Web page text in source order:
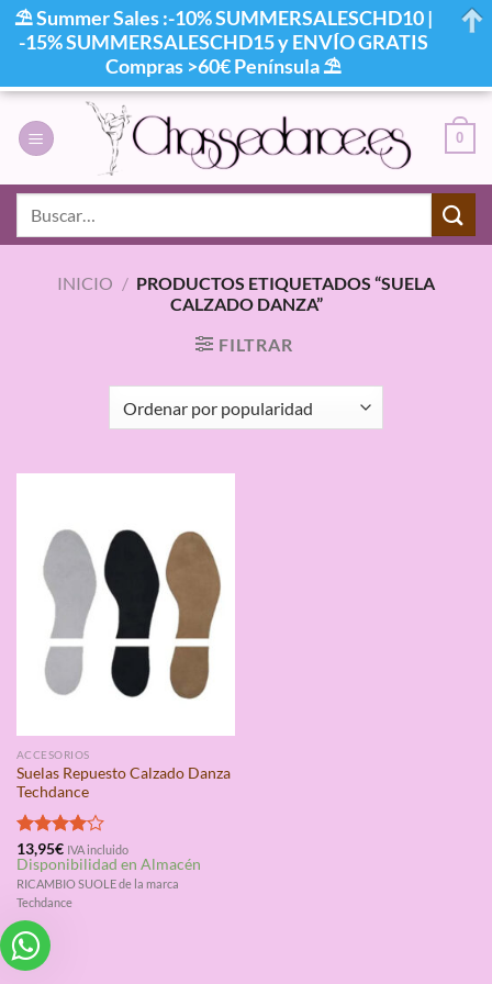
contenido
0
INICIO / PRODUCTOS ETIQUETADOS “SUELA
CALZADO DANZA”
FILTRAR
ACCESORIOS
Suelas Repuesto Calzado Danza
Techdance
Valorado
con4.00
de 5
13,95€ IVA incluido
Disponibilidad en Almacén
RICAMBIO SUOLE de la marca
Techdance
⛱ Summer Sales :-10% SUMMERSALESCHD10 |
-15% SUMMERSALESCHD15 y ENVÍO GRATIS
Compras >60€ Península ⛱